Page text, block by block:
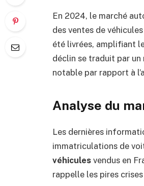
En 2024, le marché
des ventes de
été livrées, amplifiant
déclin se traduit par
notable par rapport à
Analyse du
Les dernières
immatriculations de
véhicules vendus en
rappelle les pires